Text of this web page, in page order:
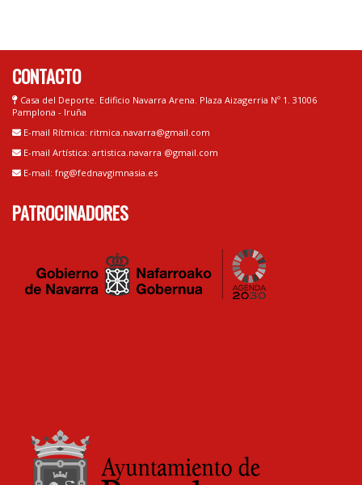
CONTACTO
Casa del Deporte. Edificio Navarra Arena. Plaza Aizagerria Nº 1. 31006
Pamplona - Iruña
E-mail Rítmica: ritmica.navarra@gmail.com
E-mail Artística: artistica.navarra @gmail.com
E-mail: fng@fednavgimnasia.es
PATROCINADORES